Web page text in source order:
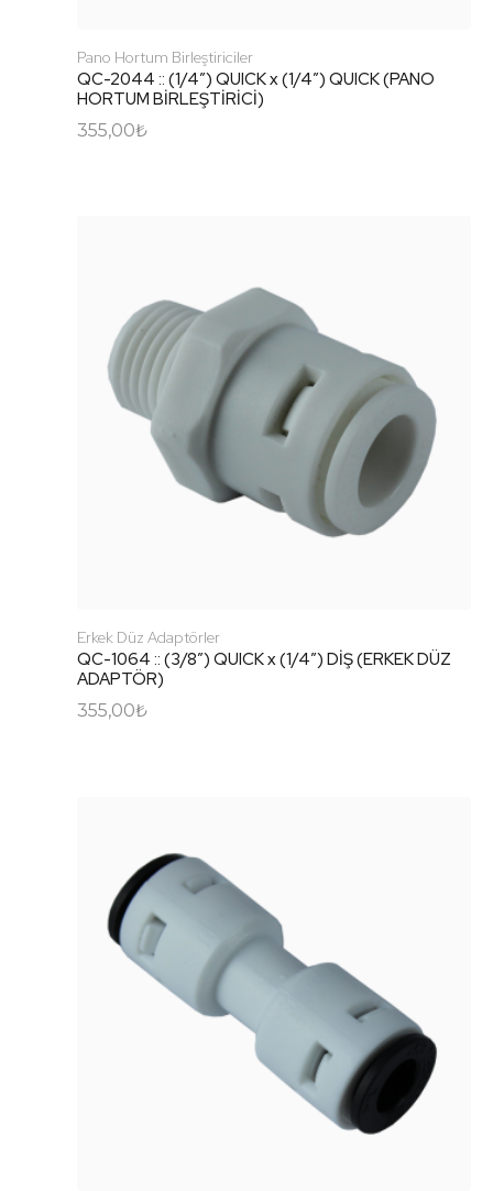
Pano Hortum Birleştiriciler
QC-2044 :: (1/4″) QUICK x (1/4″) QUICK (PANO
HORTUM BİRLEŞTİRİCİ)
355,00₺
Erkek Düz Adaptörler
QC-1064 :: (3/8″) QUICK x (1/4″) DİŞ (ERKEK DÜZ
ADAPTÖR)
355,00₺